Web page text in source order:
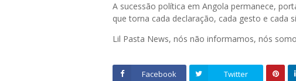
A sucessão política em Angola permanece,
que torna cada declaração, cada gesto e cada
Lil Pasta News, nós não informamos, nós
Facebook Twitter